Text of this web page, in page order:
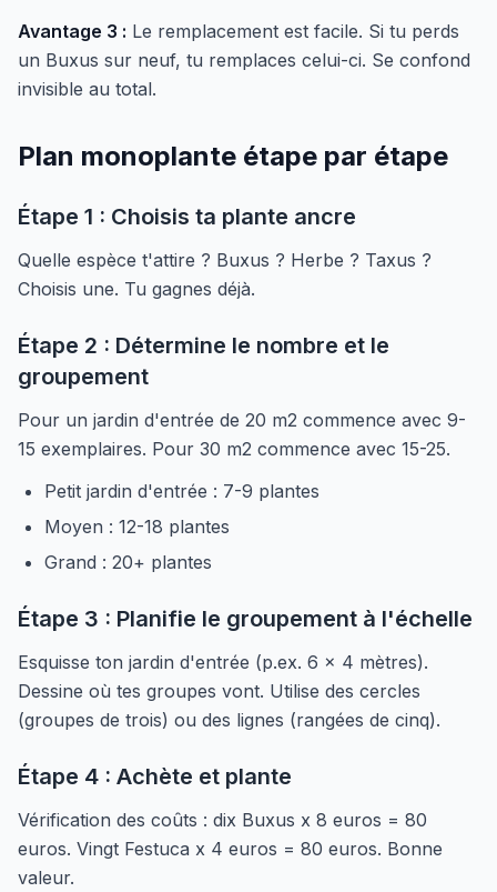
Avantage 3 : Le remplacement est facile. Si tu perds
un Buxus sur neuf, tu remplaces celui-ci. Se confond
invisible au total.
Plan monoplante étape par étape
Étape 1 : Choisis ta plante ancre
Quelle espèce t'attire ? Buxus ? Herbe ? Taxus ?
Choisis une. Tu gagnes déjà.
Étape 2 : Détermine le nombre et le
groupement
Pour un jardin d'entrée de 20 m2 commence avec 9-
15 exemplaires. Pour 30 m2 commence avec 15-25.
Petit jardin d'entrée : 7-9 plantes
Moyen : 12-18 plantes
Grand : 20+ plantes
Étape 3 : Planifie le groupement à l'échelle
Esquisse ton jardin d'entrée (p.ex. 6 x 4 mètres).
Dessine où tes groupes vont. Utilise des cercles
(groupes de trois) ou des lignes (rangées de cinq).
Étape 4 : Achète et plante
Vérification des coûts : dix Buxus x 8 euros = 80
euros. Vingt Festuca x 4 euros = 80 euros. Bonne
valeur.